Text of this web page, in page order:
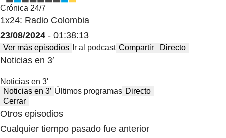
Crónica 24/7
1x24: Radio Colombia
23/08/2024 - 01:38:13
Ver más episodios Ir al podcast Compartir Directo
Noticias en 3′
Noticias en 3′
Noticias en 3′ Últimos programas Directo
Cerrar
Otros episodios
Cualquier tiempo pasado fue anterior